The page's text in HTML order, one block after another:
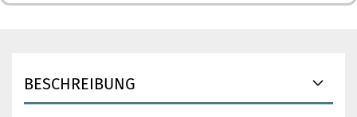
BESCHREIBUNG